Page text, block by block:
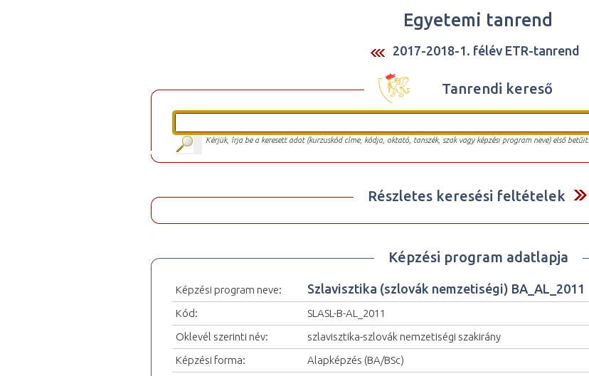
Egyetemi tanrend
2017-2018-1. félév ETR-tanrend
Tanrendi kereső
Kérjük, írja be a keresett adat (kurzuskód címe, kódja, oktató, tanszék, szak vagy képzési program neve) első betűit.
Részletes keresési feltételek
Képzési program adatlapja
Képzési program neve: Szlavisztika (szlovák nemzetiségi) BA_AL_2011
Kód:
SLASL-B-AL_2011
Oklevél szerinti név:
szlavisztika-szlovák nemzetiségi szakirány
Képzési forma:
Alapképzés (BA/BSc)